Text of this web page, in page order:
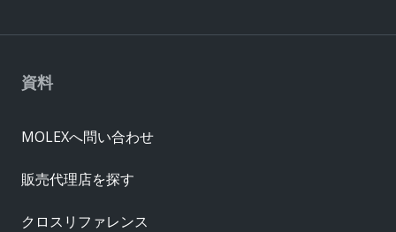
資料
MOLEXへ問い合わせ
販売代理店を探す
クロスリファレンス